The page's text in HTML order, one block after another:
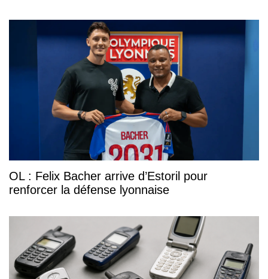
OL : Felix Bacher arrive d’Estoril pour
renforcer la défense lyonnaise